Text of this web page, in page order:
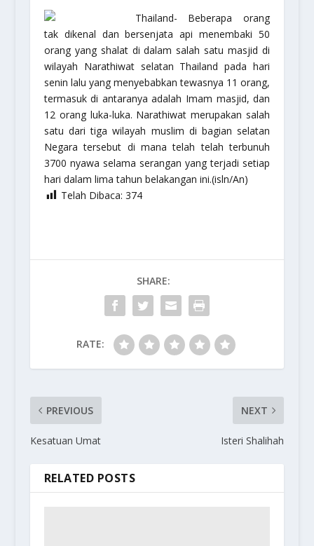
Thailand- Beberapa orang
tak dikenal dan bersenjata api menembaki 50
orang yang shalat di dalam salah satu masjid di
wilayah Narathiwat selatan Thailand pada hari
senin lalu yang menyebabkan tewasnya 11 orang,
termasuk di antaranya adalah Imam masjid, dan
12 orang luka-luka. Narathiwat merupakan salah
satu dari tiga wilayah muslim di bagian selatan
Negara tersebut di mana telah telah terbunuh
3700 nyawa selama serangan yang terjadi setiap
hari dalam lima tahun belakangan ini.(isln/An)
Telah Dibaca: 374
SHARE:
RATE:
PREVIOUS
Kesatuan Umat
NEXT
Isteri Shalihah
RELATED POSTS